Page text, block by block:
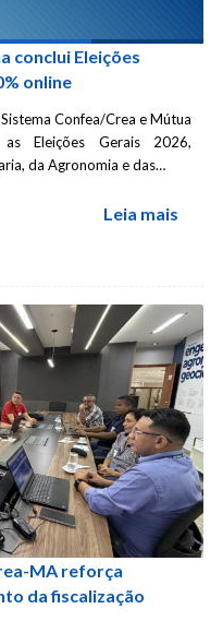
conclui Eleições
online
Confea/Crea e Mútua
Eleições Gerais 2026,
da Agronomia e das…
Leia mais
MA reforça
da fiscalização